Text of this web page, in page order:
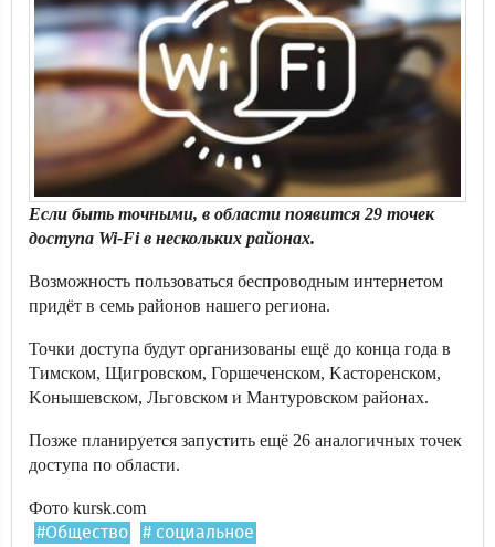
Если быть точными, в области появится 29 точек
доступа Wi-Fi в нескольких районах.
Возможность пользоваться беспроводным интернетом
придёт в семь районов нашего региона.
Точки доступа будут организованы ещё до конца года в
Тимском, Щигровском, Горшеченском, Kасторенском,
Kонышевском, Льговском и Мантуровском районах.
Позже планируется запустить ещё 26 аналогичных точек
доступа по области.
Фото kursk.com
#Общество # социальное